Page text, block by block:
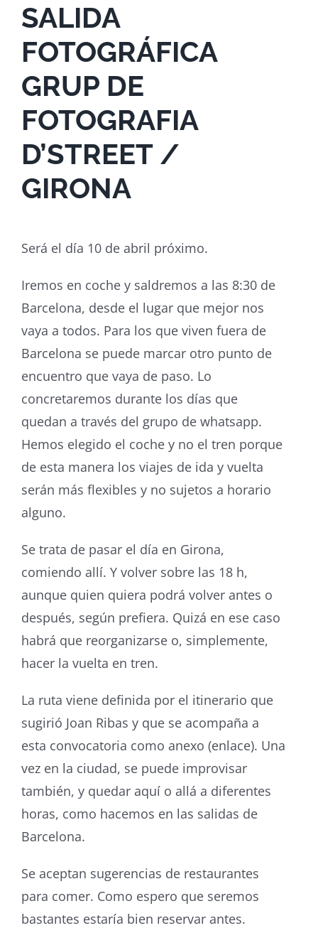
SALIDA
FOTOGRÁFICA
GRUP DE
FOTOGRAFIA
D’STREET /
GIRONA
Será el día 10 de abril próximo.
Iremos en coche y saldremos a las 8:30 de
Barcelona, desde el lugar que mejor nos
vaya a todos. Para los que viven fuera de
Barcelona se puede marcar otro punto de
encuentro que vaya de paso. Lo
concretaremos durante los días que
quedan a través del grupo de whatsapp.
Hemos elegido el coche y no el tren porque
de esta manera los viajes de ida y vuelta
serán más flexibles y no sujetos a horario
alguno.
Se trata de pasar el día en Girona,
comiendo allí. Y volver sobre las 18 h,
aunque quien quiera podrá volver antes o
después, según prefiera. Quizá en ese caso
habrá que reorganizarse o, simplemente,
hacer la vuelta en tren.
La ruta viene definida por el itinerario que
sugirió Joan Ribas y que se acompaña a
esta convocatoria como anexo (enlace). Una
vez en la ciudad, se puede improvisar
también, y quedar aquí o allá a diferentes
horas, como hacemos en las salidas de
Barcelona.
Se aceptan sugerencias de restaurantes
para comer. Como espero que seremos
bastantes estaría bien reservar antes.